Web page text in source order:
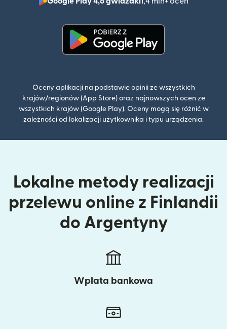
(otwiera
Oceny aplikacji na podstawie opinii ze wszystkich
krajów/regionów (App Store) oraz najnowszych ocen ze
wszystkich krajów (Google Play). Oceny mogą się różnić w
zależności od lokalizacji użytkownika i typu urządzenia.
Lokalne metody realizacji
przelewu online z Finlandii
do Argentyny
Wpłata bankowa